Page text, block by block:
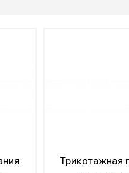
Трикотажная